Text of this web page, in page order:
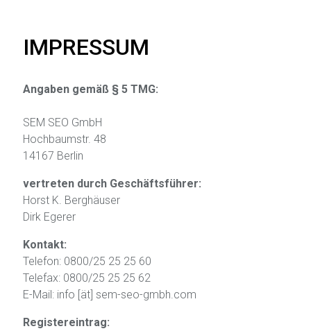
IMPRESSUM
Angaben gemäß § 5 TMG:
SEM SEO GmbH
Hochbaumstr. 48
14167 Berlin
vertreten durch Geschäftsführer:
Horst K. Berghäuser
Dirk Egerer
Kontakt:
Telefon: 0800/25 25 25 60
Telefax: 0800/25 25 25 62
E-Mail: info [ät] sem-seo-gmbh.com
Registereintrag: